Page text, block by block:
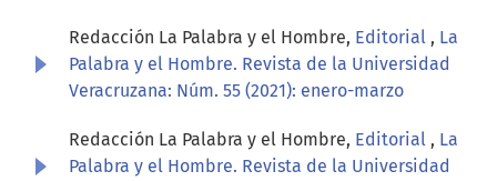
Redacción La Palabra y el Hombre, Editorial , La
Palabra y el Hombre. Revista de la Universidad
Veracruzana: Núm. 55 (2021): enero-marzo
Redacción La Palabra y el Hombre, Editorial , La
Palabra y el Hombre. Revista de la Universidad